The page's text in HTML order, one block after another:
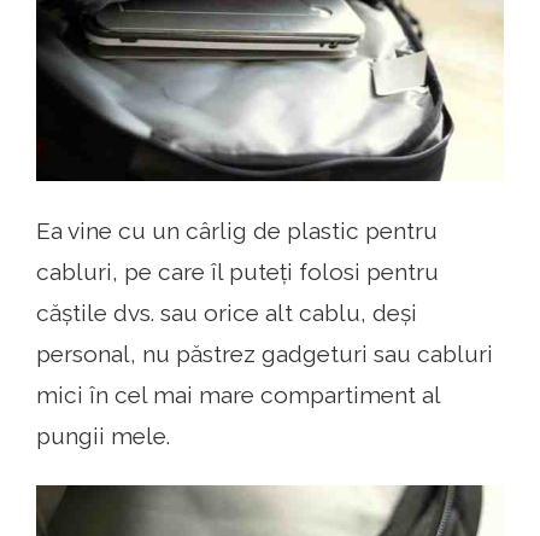
Ea vine cu un cârlig de plastic pentru
cabluri, pe care îl puteți folosi pentru
căștile dvs. sau orice alt cablu, deși
personal, nu păstrez gadgeturi sau cabluri
mici în cel mai mare compartiment al
pungii mele.